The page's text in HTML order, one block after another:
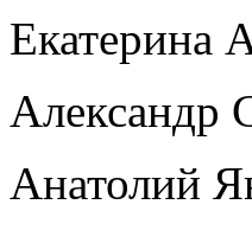
Екатерина
Александр
Анатолий